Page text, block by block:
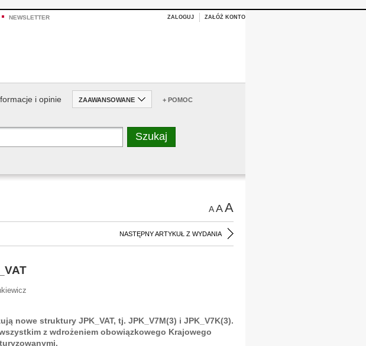
NEWSLETTER ZALOGUJ ZAŁÓŻ KONTO
i opinie ZAAWANSOWANE + POMOC
AAA
NASTĘPNY ARTYKUŁ Z WYDANIA
nowe struktury JPK_VAT, tj. JPK_V7M(3) i JPK_V7K(3).
z wdrożeniem obowiązkowego Krajowego